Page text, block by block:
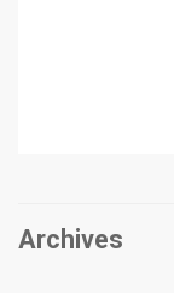
Archives